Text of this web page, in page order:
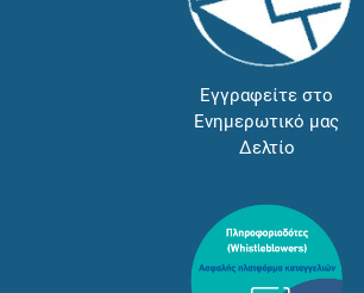
Εγγραφείτε στο
Ενημερωτικό μας
Δελτίο